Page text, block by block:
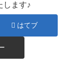
します♪
はてブ